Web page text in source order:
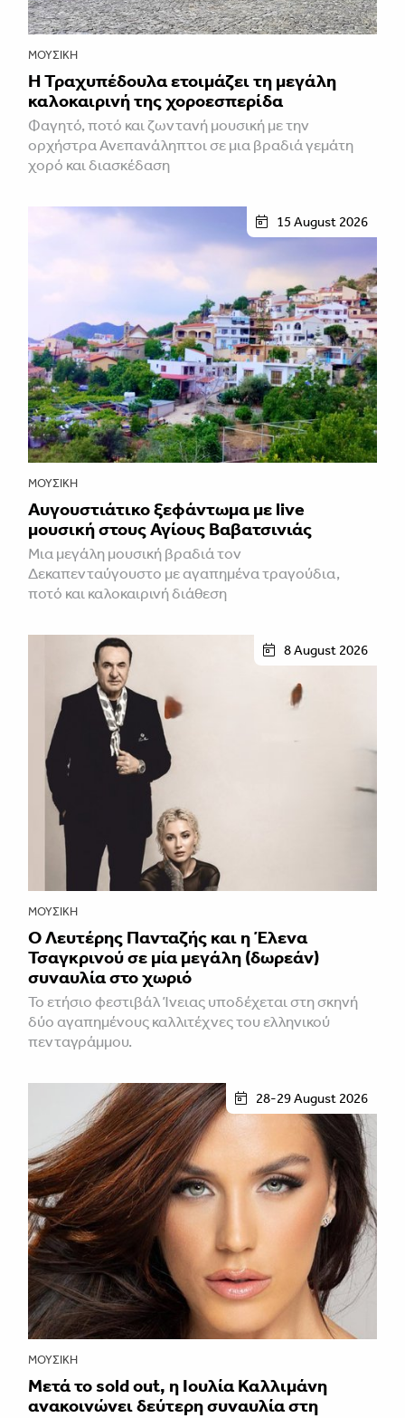
ΜΟΥΣΙΚΉ
Η Τραχυπέδουλα ετοιμάζει τη μεγάλη
καλοκαιρινή της χοροεσπερίδα
Φαγητό, ποτό και ζωντανή μουσική με την
ορχήστρα Ανεπανάληπτοι σε μια βραδιά γεμάτη
χορό και διασκέδαση
15 August 2026
ΜΟΥΣΙΚΉ
Αυγουστιάτικο ξεφάντωμα με live
μουσική στους Αγίους Βαβατσινιάς
Μια μεγάλη μουσική βραδιά τον
Δεκαπενταύγουστο με αγαπημένα τραγούδια,
ποτό και καλοκαιρινή διάθεση
8 August 2026
ΜΟΥΣΙΚΉ
Ο Λευτέρης Πανταζής και η Έλενα
Τσαγκρινού σε μία μεγάλη (δωρεάν)
συναυλία στο χωριό
Το ετήσιο φεστιβάλ Ίνειας υποδέχεται στη σκηνή
δύο αγαπημένους καλλιτέχνες του ελληνικού
πενταγράμμου.
28-29 August 2026
ΜΟΥΣΙΚΉ
Μετά το sold out, η Ιουλία Καλλιμάνη
ανακοινώνει δεύτερη συναυλία στη